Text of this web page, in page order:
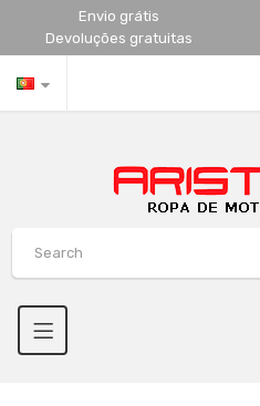
Envio grátis
Devoluções gratuitas